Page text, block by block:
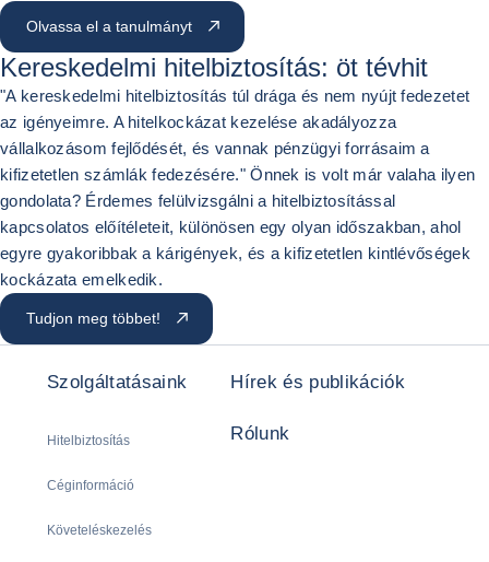
Olvassa el a tanulmányt
Kereskedelmi hitelbiztosítás: öt tévhit
"A kereskedelmi hitelbiztosítás túl drága és nem nyújt fedezetet
az igényeimre. A hitelkockázat kezelése akadályozza
vállalkozásom fejlődését, és vannak pénzügyi forrásaim a
kifizetetlen számlák fedezésére." Önnek is volt már valaha ilyen
gondolata? Érdemes felülvizsgálni a hitelbiztosítással
kapcsolatos előítéleteit, különösen egy olyan időszakban, ahol
egyre gyakoribbak a kárigények, és a kifizetetlen kintlévőségek
kockázata emelkedik.
Tudjon meg többet!
Szolgáltatásaink
Hitelbiztosítás
Céginformáció
Követeléskezelés
Hírek és publikációk
Rólunk